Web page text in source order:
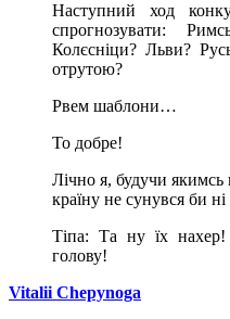
Наступний ход
спрогнозувати:
Колєсніци? Льви?
отрутою?
Рвем шаблони…
То добре!
Лічно я, будучи
країну не сунувся би
Тіпа: Та ну їх
голову!
Vitalii Chepynoga